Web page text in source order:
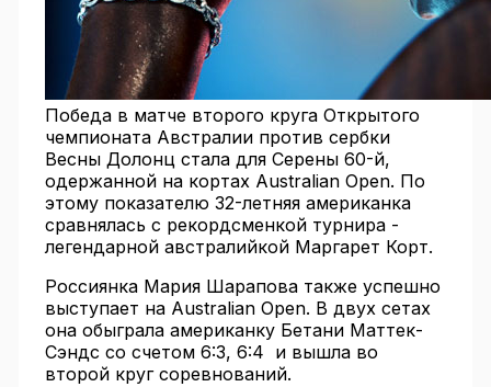
Победа в матче второго круга Открытого
чемпионата Австралии против сербки
Весны Долонц стала для Серены 60-й,
одержанной на кортах Australian Open. По
этому показателю 32-летняя американка
сравнялась с рекордсменкой турнира -
легендарной австралийкой Маргарет Корт.
Россиянка Мария Шарапова также успешно
выступает на Australian Open. В двух сетах
она обыграла американку Бетани Маттек-
Сэндс со счетом 6:3, 6:4 и вышла во
второй круг соревнований.